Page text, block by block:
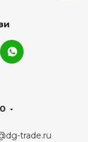
trade.ru